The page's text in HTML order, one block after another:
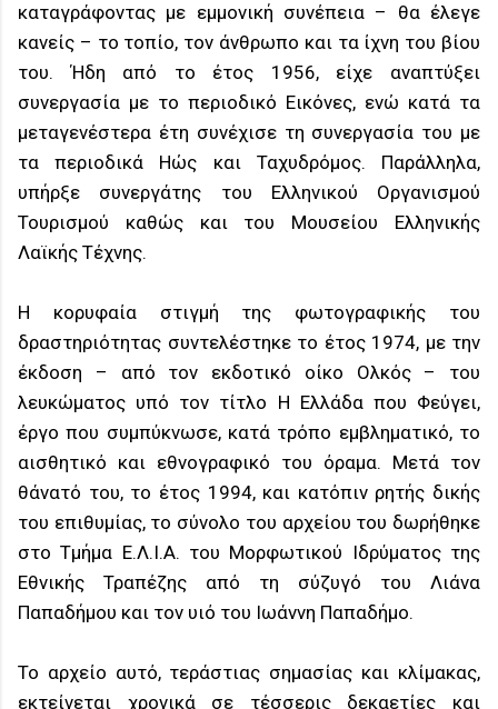
καταγράφοντας με εμμονική συνέπεια – θα έλεγε
κανείς – το τοπίο, τον άνθρωπο και τα ίχνη του βίου
του. Ήδη από το έτος 1956, είχε αναπτύξει
συνεργασία με το περιοδικό Εικόνες, ενώ κατά τα
μεταγενέστερα έτη συνέχισε τη συνεργασία του με
τα περιοδικά Ηώς και Ταχυδρόμος. Παράλληλα,
υπήρξε συνεργάτης του Ελληνικού Οργανισμού
Τουρισμού καθώς και του Μουσείου Ελληνικής
Λαϊκής Τέχνης.
Η κορυφαία στιγμή της φωτογραφικής του
δραστηριότητας συντελέστηκε το έτος 1974, με την
έκδοση – από τον εκδοτικό οίκο Ολκός – του
λευκώματος υπό τον τίτλο Η Ελλάδα που Φεύγει,
έργο που συμπύκνωσε, κατά τρόπο εμβληματικό, το
αισθητικό και εθνογραφικό του όραμα. Μετά τον
θάνατό του, το έτος 1994, και κατόπιν ρητής δικής
του επιθυμίας, το σύνολο του αρχείου του δωρήθηκε
στο Τμήμα Ε.Λ.Ι.Α. του Μορφωτικού Ιδρύματος της
Εθνικής Τραπέζης από τη σύζυγό του Λιάνα
Παπαδήμου και τον υιό του Ιωάννη Παπαδήμο.
Το αρχείο αυτό, τεράστιας σημασίας και κλίμακας,
εκτείνεται χρονικά σε τέσσερις δεκαετίες και